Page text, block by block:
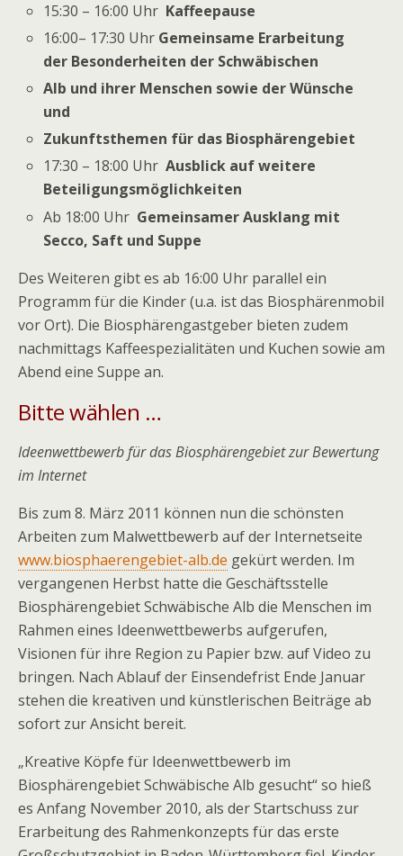
15:30 – 16:00 Uhr Kaffeepause
16:00– 17:30 Uhr Gemeinsame Erarbeitung
der Besonderheiten der Schwäbischen
Alb und ihrer Menschen sowie der Wünsche
und
Zukunftsthemen für das Biosphärengebiet
17:30 – 18:00 UhrAusblick auf weitere
Beteiligungsmöglichkeiten
Ab 18:00 Uhr Gemeinsamer Ausklang mit
Secco, Saft und Suppe
Des Weiteren gibt es ab 16:00 Uhr parallel ein
Programm für die Kinder (u.a. ist das Biosphärenmobil
vor Ort). Die Biosphärengastgeber bieten zudem
nachmittags Kaffeespezialitäten und Kuchen sowie am
Abend eine Suppe an.
Bitte wählen …
Ideenwettbewerb für das Biosphärengebiet zur Bewertung
im Internet
Bis zum 8. März 2011 können nun die schönsten
Arbeiten zum Malwettbewerb auf der Internetseite
www.biosphaerengebiet-alb.de gekürt werden. Im
vergangenen Herbst hatte die Geschäftsstelle
Biosphärengebiet Schwäbische Alb die Menschen im
Rahmen eines Ideenwettbewerbs aufgerufen,
Visionen für ihre Region zu Papier bzw. auf Video zu
bringen. Nach Ablauf der Einsendefrist Ende Januar
stehen die kreativen und künstlerischen Beiträge ab
sofort zur Ansicht bereit.
„Kreative Köpfe für Ideenwettbewerb im
Biosphärengebiet Schwäbische Alb gesucht“ so hieß
es Anfang November 2010, als der Startschuss zur
Erarbeitung des Rahmenkonzepts für das erste